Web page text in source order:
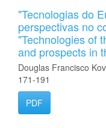
"Tecnologias do
perspectivas no
"Technologies of
and prospects in
Douglas Francisco
171-191
PDF